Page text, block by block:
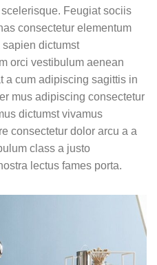
Feugiat sociis
consectetur elementum
dictumst
orci vestibulum aenean
a cum adipiscing sagittis in
mus adipiscing consectetur
dictumst vivamus
consectetur dolor arcu a a
class a justo
lectus fames porta.